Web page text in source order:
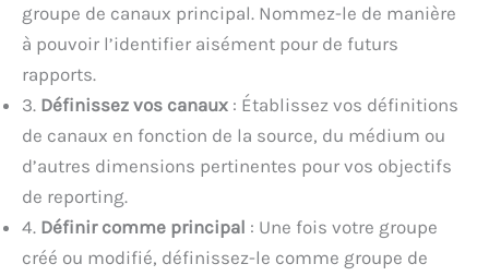
groupe de canaux principal. Nommez-le de manière
à pouvoir l’identifier aisément pour de futurs
rapports.
3. Définissez vos canaux : Établissez vos définitions
de canaux en fonction de la source, du médium ou
d’autres dimensions pertinentes pour vos objectifs
de reporting.
4. Définir comme principal : Une fois votre groupe
créé ou modifié, définissez-le comme groupe de